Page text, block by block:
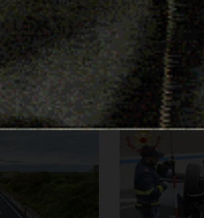
l’8 agosto a
agli…
EmailThreads
BONORVA | 16
dopo quella di
rogo è